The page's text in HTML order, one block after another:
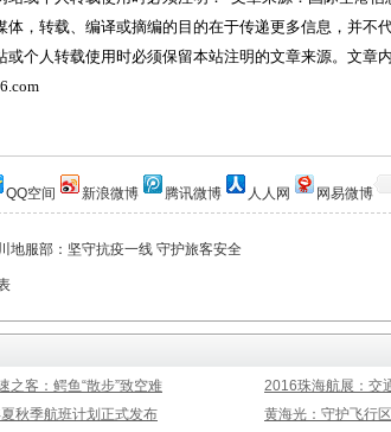
体，转载、编译或摘编的目的在于传递更多信息，并不
或个人转载使用时必须保留本站注明的文章来源。文章
QQ空间 新浪微博 腾讯微博 人人网 网易微博
地服部：坚守抗疫一线 守护旅客安全
之客：鳄鱼“散步”致空难
2016珠海航展：交
秋季航班计划正式发布
黄海光：守护飞行